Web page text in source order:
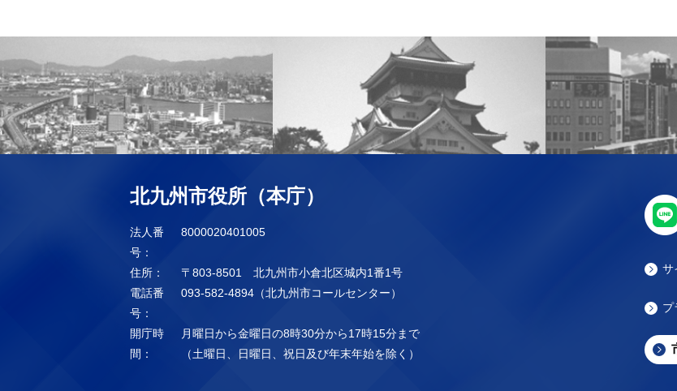
北九州市役所（本庁）
法人番
号：
8000020401005
住所：
〒803-8501 北九州市小倉北区城内1番1号
電話番
号：
093-582-4894（北九州市コールセンター）
開庁時
間：
月曜日から金曜日の8時30分から17時15分まで
（土曜日、日曜日、祝日及び年末年始を除く）
サ
プ